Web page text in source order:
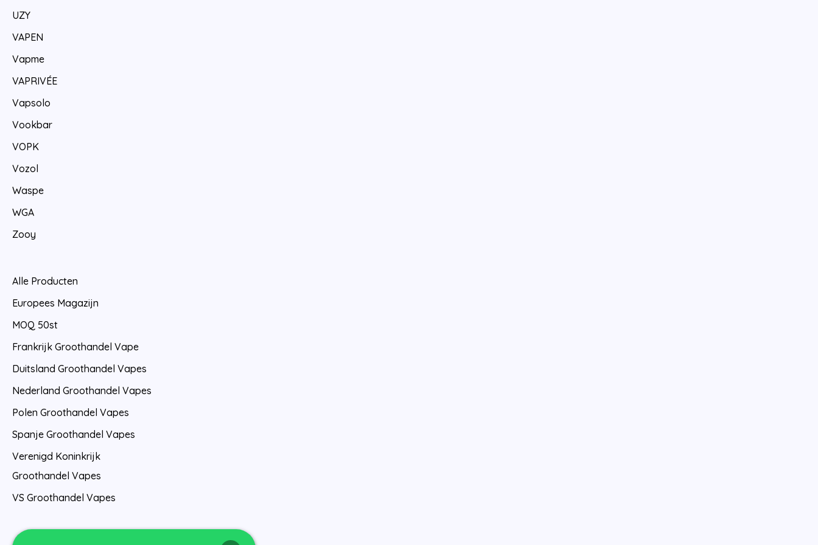
UZY
VAPEN
Vapme
VAPRIVÉE
Vapsolo
Vookbar
VOPK
Vozol
Waspe
WGA
Zooy
Alle Producten
Europees Magazijn
MOQ 50st
Frankrijk Groothandel Vape
Duitsland Groothandel Vapes
Nederland Groothandel Vapes
Polen Groothandel Vapes
Spanje Groothandel Vapes
Verenigd Koninkrijk
Groothandel Vapes
VS Groothandel Vapes